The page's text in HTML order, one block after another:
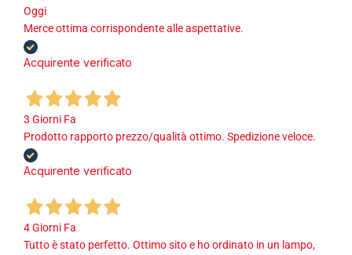
Oggi
Merce ottima corrispondente alle aspettative.
Acquirente verificato
3 Giorni Fa
Prodotto rapporto prezzo/qualità ottimo. Spedizione veloce.
Acquirente verificato
4 Giorni Fa
Tutto è stato perfetto. Ottimo sito e ho ordinato in un lampo,